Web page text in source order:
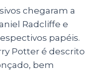
chegaram a
Radcliffe e
papéis.
Potter é descrito
bem